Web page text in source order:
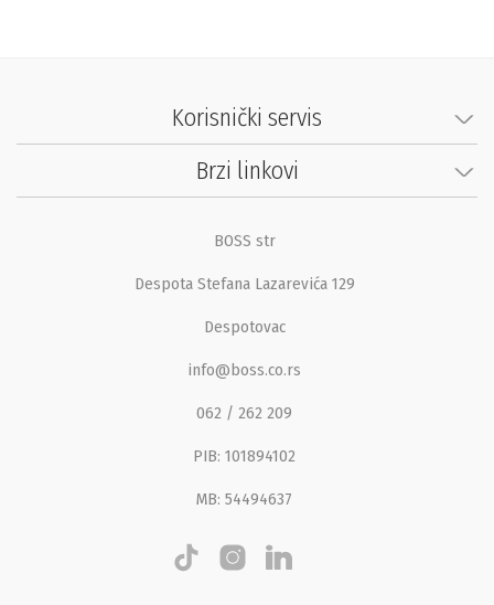
Korisnički servis
Brzi linkovi
BOSS str
Despota Stefana Lazarevića 129
Despotovac
info@boss.co.rs
062 / 262 209
PIB: 101894102
MB: 54494637